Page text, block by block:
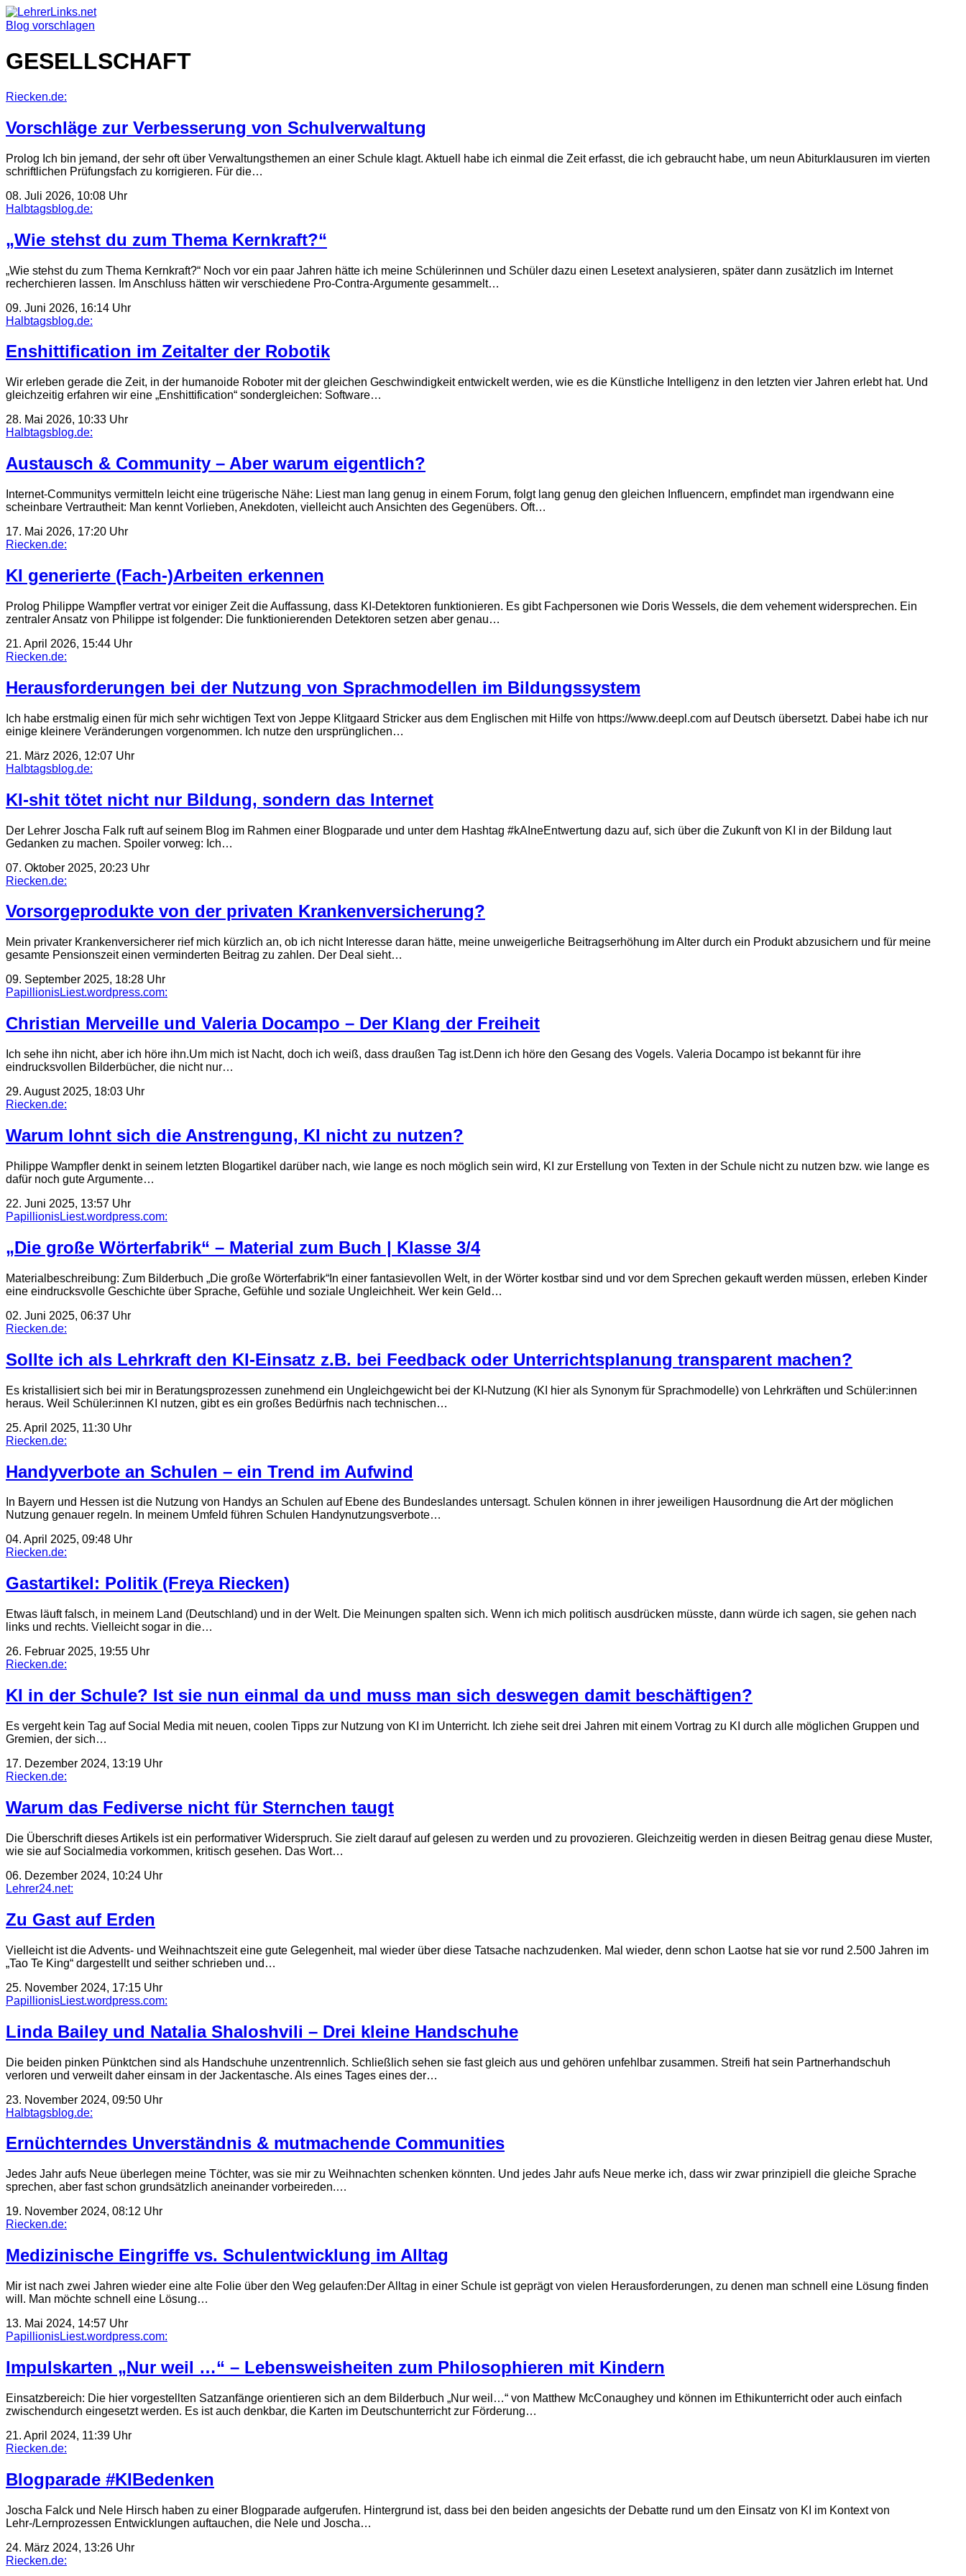
Skip
to
Blog vorschlagen
GESELLSCHAFT
Riecken.de:
Vorschläge zur Verbesserung von Schulverwaltung
Prolog Ich bin jemand, der sehr oft über Verwaltungsthemen an einer Schule klagt. Aktuell habe ich einmal die Zeit erfasst, die ich gebraucht habe, um neun Abiturklausuren im vierten
schriftlichen Prüfungsfach zu korrigieren. Für die…
08. Juli 2026, 10:08 Uhr
Halbtagsblog.de:
„Wie stehst du zum Thema Kernkraft?“
„Wie stehst du zum Thema Kernkraft?“ Noch vor ein paar Jahren hätte ich meine Schülerinnen und Schüler dazu einen Lesetext analysieren, später dann zusätzlich im Internet
recherchieren lassen. Im Anschluss hätten wir verschiedene Pro-Contra-Argumente gesammelt…
09. Juni 2026, 16:14 Uhr
Halbtagsblog.de:
Enshittification im Zeitalter der Robotik
Wir erleben gerade die Zeit, in der humanoide Roboter mit der gleichen Geschwindigkeit entwickelt werden, wie es die Künstliche Intelligenz in den letzten vier Jahren erlebt hat. Und
gleichzeitig erfahren wir eine „Enshittification“ sondergleichen: Software…
28. Mai 2026, 10:33 Uhr
Halbtagsblog.de:
Austausch & Community – Aber warum eigentlich?
Internet-Communitys vermitteln leicht eine trügerische Nähe: Liest man lang genug in einem Forum, folgt lang genug den gleichen Influencern, empfindet man irgendwann eine
scheinbare Vertrautheit: Man kennt Vorlieben, Anekdoten, vielleicht auch Ansichten des Gegenübers. Oft…
17. Mai 2026, 17:20 Uhr
Riecken.de:
KI generierte (Fach-)Arbeiten erkennen
Prolog Philippe Wampfler vertrat vor einiger Zeit die Auffassung, dass KI-Detektoren funktionieren. Es gibt Fachpersonen wie Doris Wessels, die dem vehement widersprechen. Ein
zentraler Ansatz von Philippe ist folgender: Die funktionierenden Detektoren setzen aber genau…
21. April 2026, 15:44 Uhr
Riecken.de:
Herausforderungen bei der Nutzung von Sprachmodellen im Bildungssystem
Ich habe erstmalig einen für mich sehr wichtigen Text von Jeppe Klitgaard Stricker aus dem Englischen mit Hilfe von https://www.deepl.com auf Deutsch übersetzt. Dabei habe ich nur
einige kleinere Veränderungen vorgenommen. Ich nutze den ursprünglichen…
21. März 2026, 12:07 Uhr
Halbtagsblog.de:
KI-shit tötet nicht nur Bildung, sondern das Internet
Der Lehrer Joscha Falk ruft auf seinem Blog im Rahmen einer Blogparade und unter dem Hashtag #kAIneEntwertung dazu auf, sich über die Zukunft von KI in der Bildung laut
Gedanken zu machen. Spoiler vorweg: Ich…
07. Oktober 2025, 20:23 Uhr
Riecken.de:
Vorsorgeprodukte von der privaten Krankenversicherung?
Mein privater Krankenversicherer rief mich kürzlich an, ob ich nicht Interesse daran hätte, meine unweigerliche Beitragserhöhung im Alter durch ein Produkt abzusichern und für meine
gesamte Pensionszeit einen verminderten Beitrag zu zahlen. Der Deal sieht…
09. September 2025, 18:28 Uhr
PapillionisLiest.wordpress.com:
Christian Merveille und Valeria Docampo – Der Klang der Freiheit
Ich sehe ihn nicht, aber ich höre ihn.Um mich ist Nacht, doch ich weiß, dass draußen Tag ist.Denn ich höre den Gesang des Vogels. Valeria Docampo ist bekannt für ihre
eindrucksvollen Bilderbücher, die nicht nur…
29. August 2025, 18:03 Uhr
Riecken.de:
Warum lohnt sich die Anstrengung, KI nicht zu nutzen?
Philippe Wampfler denkt in seinem letzten Blogartikel darüber nach, wie lange es noch möglich sein wird, KI zur Erstellung von Texten in der Schule nicht zu nutzen bzw. wie lange es
dafür noch gute Argumente…
22. Juni 2025, 13:57 Uhr
PapillionisLiest.wordpress.com:
„Die große Wörterfabrik“ – Material zum Buch | Klasse 3/4
Materialbeschreibung: Zum Bilderbuch „Die große Wörterfabrik“In einer fantasievollen Welt, in der Wörter kostbar sind und vor dem Sprechen gekauft werden müssen, erleben Kinder
eine eindrucksvolle Geschichte über Sprache, Gefühle und soziale Ungleichheit. Wer kein Geld…
02. Juni 2025, 06:37 Uhr
Riecken.de:
Sollte ich als Lehrkraft den KI-Einsatz z.B. bei Feedback oder Unterrichtsplanung transparent machen?
Es kristallisiert sich bei mir in Beratungsprozessen zunehmend ein Ungleichgewicht bei der KI-Nutzung (KI hier als Synonym für Sprachmodelle) von Lehrkräften und Schüler:innen
heraus. Weil Schüler:innen KI nutzen, gibt es ein großes Bedürfnis nach technischen…
25. April 2025, 11:30 Uhr
Riecken.de:
Handyverbote an Schulen – ein Trend im Aufwind
In Bayern und Hessen ist die Nutzung von Handys an Schulen auf Ebene des Bundeslandes untersagt. Schulen können in ihrer jeweiligen Hausordnung die Art der möglichen
Nutzung genauer regeln. In meinem Umfeld führen Schulen Handynutzungsverbote…
04. April 2025, 09:48 Uhr
Riecken.de:
Gastartikel: Politik (Freya Riecken)
Etwas läuft falsch, in meinem Land (Deutschland) und in der Welt. Die Meinungen spalten sich. Wenn ich mich politisch ausdrücken müsste, dann würde ich sagen, sie gehen nach
links und rechts. Vielleicht sogar in die…
26. Februar 2025, 19:55 Uhr
Riecken.de:
KI in der Schule? Ist sie nun einmal da und muss man sich deswegen damit beschäftigen?
Es vergeht kein Tag auf Social Media mit neuen, coolen Tipps zur Nutzung von KI im Unterricht. Ich ziehe seit drei Jahren mit einem Vortrag zu KI durch alle möglichen Gruppen und
Gremien, der sich…
17. Dezember 2024, 13:19 Uhr
Riecken.de:
Warum das Fediverse nicht für Sternchen taugt
Die Überschrift dieses Artikels ist ein performativer Widerspruch. Sie zielt darauf auf gelesen zu werden und zu provozieren. Gleichzeitig werden in diesen Beitrag genau diese Muster,
wie sie auf Socialmedia vorkommen, kritisch gesehen. Das Wort…
06. Dezember 2024, 10:24 Uhr
Lehrer24.net:
Zu Gast auf Erden
Vielleicht ist die Advents- und Weihnachtszeit eine gute Gelegenheit, mal wieder über diese Tatsache nachzudenken. Mal wieder, denn schon Laotse hat sie vor rund 2.500 Jahren im
„Tao Te King“ dargestellt und seither schrieben und…
25. November 2024, 17:15 Uhr
PapillionisLiest.wordpress.com:
Linda Bailey und Natalia Shaloshvili – Drei kleine Handschuhe
Die beiden pinken Pünktchen sind als Handschuhe unzentrennlich. Schließlich sehen sie fast gleich aus und gehören unfehlbar zusammen. Streifi hat sein Partnerhandschuh
verloren und verweilt daher einsam in der Jackentasche. Als eines Tages eines der…
23. November 2024, 09:50 Uhr
Halbtagsblog.de:
Ernüchterndes Unverständnis & mutmachende Communities
Jedes Jahr aufs Neue überlegen meine Töchter, was sie mir zu Weihnachten schenken könnten. Und jedes Jahr aufs Neue merke ich, dass wir zwar prinzipiell die gleiche Sprache
sprechen, aber fast schon grundsätzlich aneinander vorbeireden.…
19. November 2024, 08:12 Uhr
Riecken.de:
Medizinische Eingriffe vs. Schulentwicklung im Alltag
Mir ist nach zwei Jahren wieder eine alte Folie über den Weg gelaufen:Der Alltag in einer Schule ist geprägt von vielen Herausforderungen, zu denen man schnell eine Lösung finden
will. Man möchte schnell eine Lösung…
13. Mai 2024, 14:57 Uhr
PapillionisLiest.wordpress.com:
Impulskarten „Nur weil …“ – Lebensweisheiten zum Philosophieren mit Kindern
Einsatzbereich: Die hier vorgestellten Satzanfänge orientieren sich an dem Bilderbuch „Nur weil…“ von Matthew McConaughey und können im Ethikunterricht oder auch einfach
zwischendurch eingesetzt werden. Es ist auch denkbar, die Karten im Deutschunterricht zur Förderung…
21. April 2024, 11:39 Uhr
Riecken.de:
Blogparade #KIBedenken
Joscha Falck und Nele Hirsch haben zu einer Blogparade aufgerufen. Hintergrund ist, dass bei den beiden angesichts der Debatte rund um den Einsatz von KI im Kontext von
Lehr-/Lernprozessen Entwicklungen auftauchen, die Nele und Joscha…
24. März 2024, 13:26 Uhr
Riecken.de: